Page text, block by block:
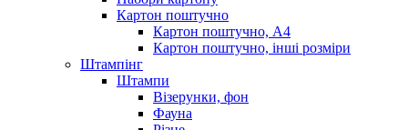
Картон поштучно
Картон поштучно, А4
Картон поштучно, інші розміри
Штампінг
Штампи
Візерунки, фон
Фауна